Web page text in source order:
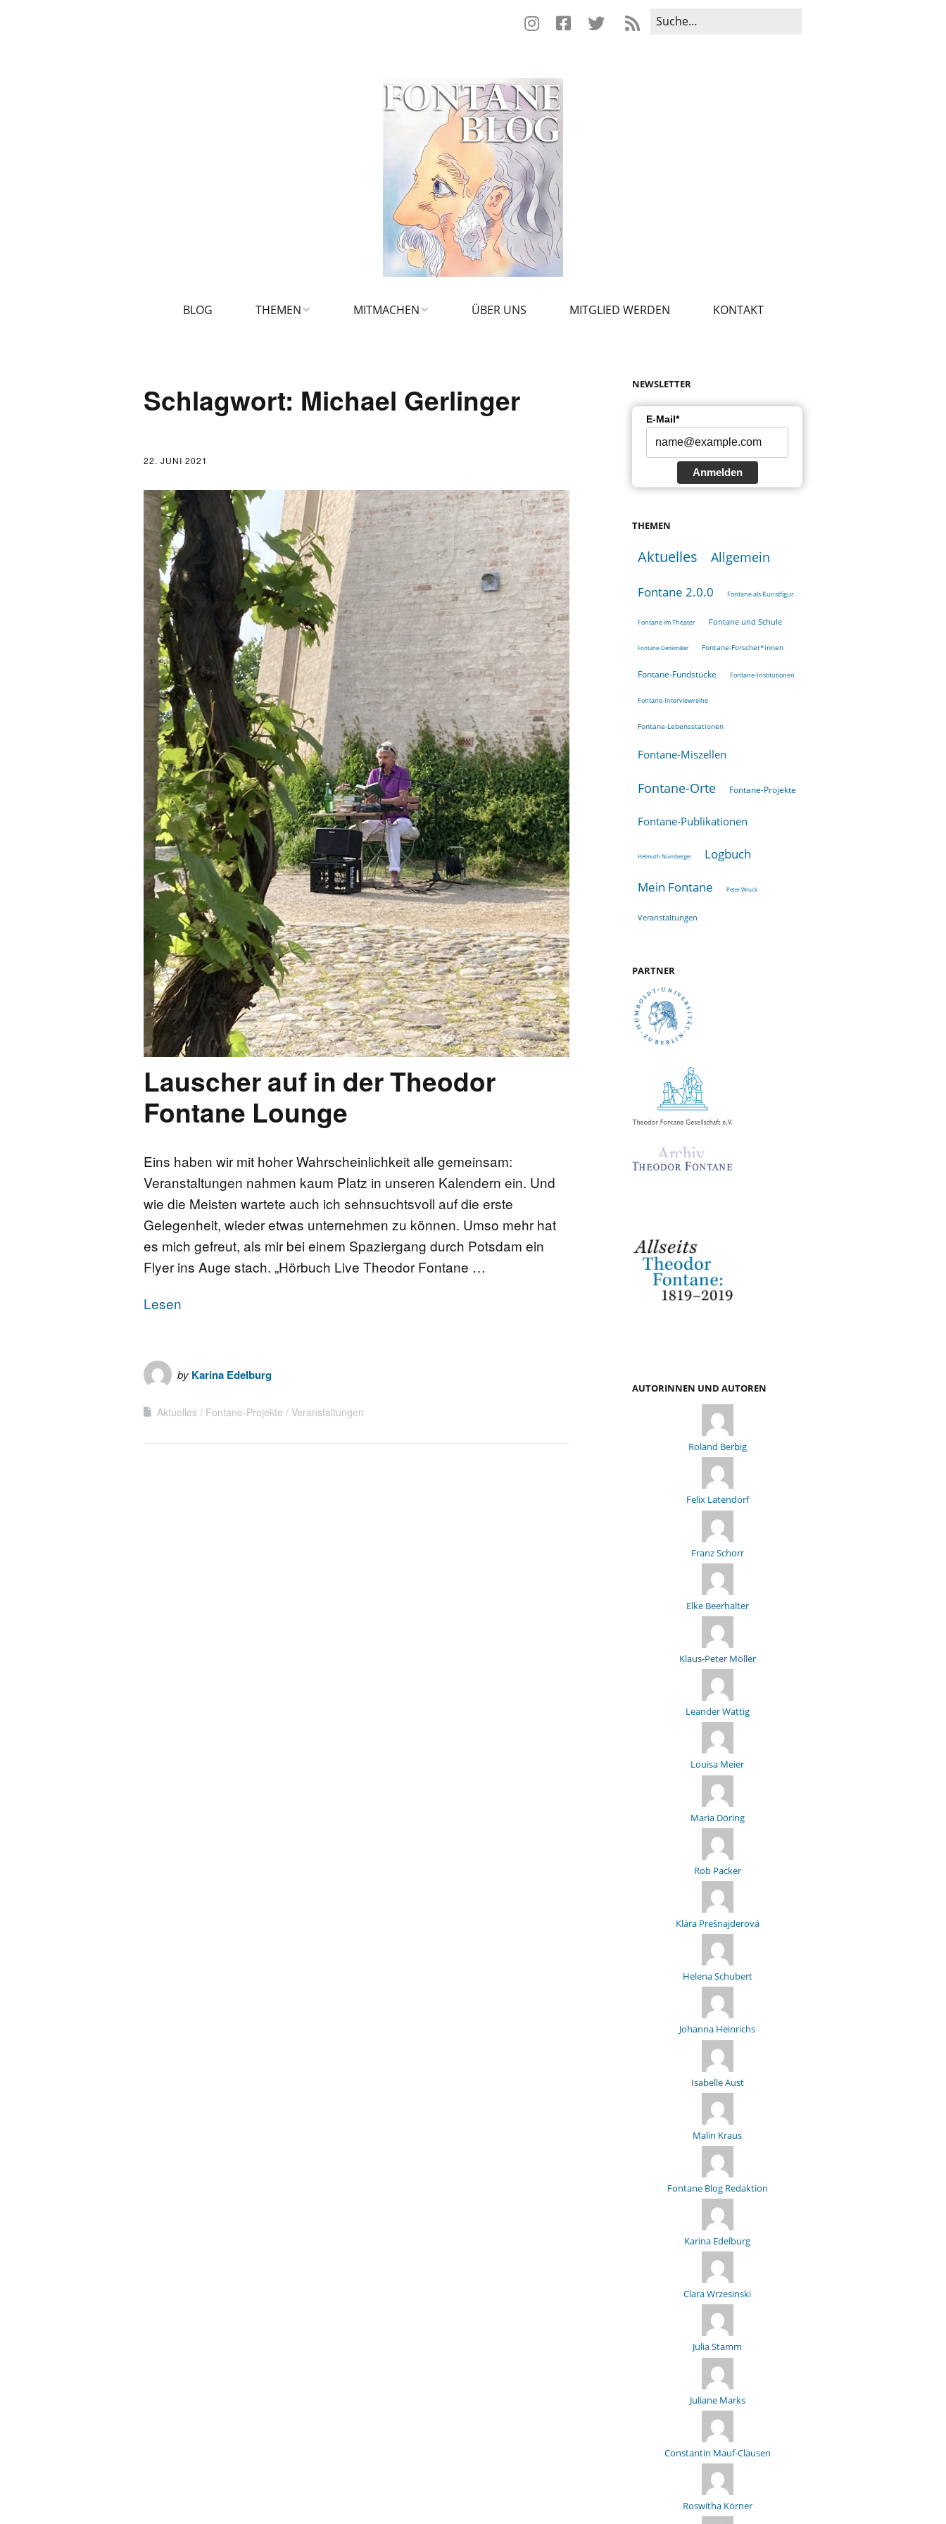
BLOG THEMEN
FONTANE UND SCHULE
FONTANE-
FORSCHER*INNEN
FONTANE-INSTITUTIONEN
FONTANE-
LEBENSSTATIONEN
FONTANE-ORTE
FONTANE-PROJEKTE
MITMACHEN ÜBER UNS MITGLIED WERDEN KONTAKT
Schlagwort: Michael Gerlinger
22. JUNI 2021
Lauscher auf in der Theodor
Fontane Lounge
Eins haben wir mit hoher Wahrscheinlichkeit alle gemeinsam:
Veranstaltungen nahmen kaum Platz in unseren Kalendern ein. Und
wie die Meisten wartete auch ich sehnsuchtsvoll auf die erste
Gelegenheit, wieder etwas unternehmen zu können. Umso mehr hat
es mich gefreut, als mir bei einem Spaziergang durch Potsdam ein
Flyer ins Auge stach. „Hörbuch Live Theodor Fontane …
Lesen
by Karina Edelburg
Aktuelles Fontane-Projekte Veranstaltungen
NEWSLETTER
E-Mail*
Anmelden
THEMEN
Aktuelles Allgemein
Fontane 2.0.0 Fontane als Kunstfigur
Fontane im Theater Fontane und Schule
Fontane-Denkmäler Fontane-Forscher*innen
Fontane-Fundstücke Fontane-Institutionen
Fontane-Interviewreihe
Fontane-Lebensstationen
Fontane-Miszellen
Fontane-Orte Fontane-Projekte
Fontane-Publikationen
Helmuth Nürnberger Logbuch
Mein Fontane Peter Wruck
Veranstaltungen
PARTNER
AUTORINNEN UND AUTOREN
Roland Berbig
Felix Latendorf
Franz Schorr
Elke Beerhalter
Klaus-Peter Möller
Leander Wattig
Louisa Meier
Maria Döring
Rob Packer
Klára Prešnajderová
Helena Schubert
Johanna Heinrichs
Isabelle Aust
Malin Kraus
Fontane Blog Redaktion
Karina Edelburg
Clara Wrzesinski
Julia Stamm
Juliane Marks
Constantin Mauf-Clausen
Roswitha Körner